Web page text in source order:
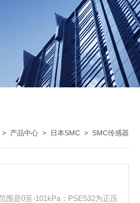
> 产品中心 > 日本SMC > SMC传感器